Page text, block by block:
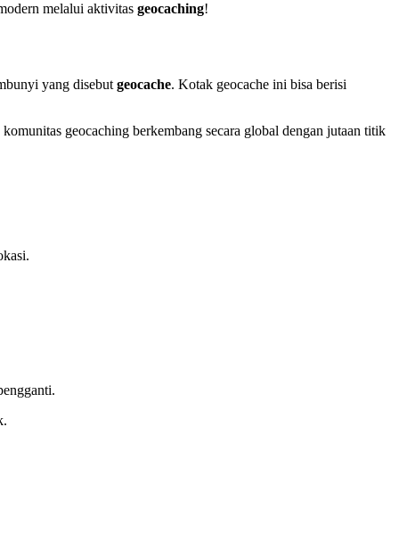
melalui aktivitas geocaching!
yang disebut geocache. Kotak geocache ini bisa berisi
geocaching berkembang secara global dengan jutaan titik